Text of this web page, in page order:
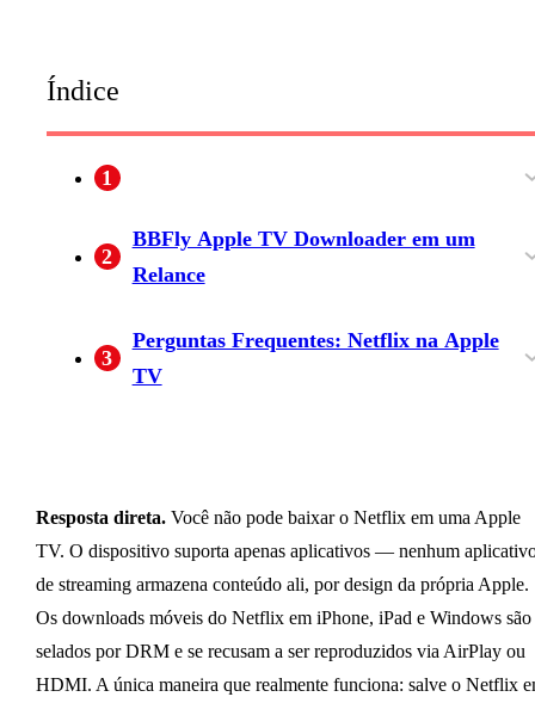
Índice
1
2
BBFly Apple TV Downloader em um
Relance
3
Perguntas Frequentes: Netflix na Apple
TV
Resposta direta.Você não pode baixar o Netflix em uma Apple
TV. O dispositivo suporta apenas aplicativos — nenhum
de streaming armazena conteúdo ali, por design da própria Apple.
Os downloads móveis do Netflix em iPhone, iPad e Windows são
selados por DRM e se recusam a ser reproduzidos via AirPlay ou
HDMI. A única maneira que realmente funciona: salve o Netflix